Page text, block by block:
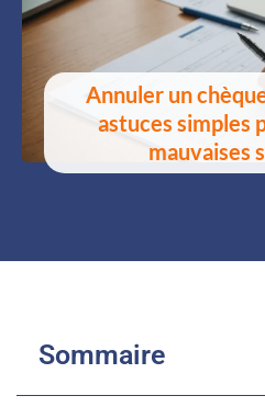
Annuler un
astuces simples
mauvaises
Sommaire